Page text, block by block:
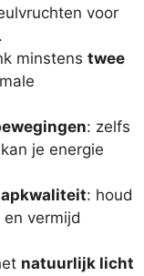
voor
minstens twee
: zelfs
je energie
: houd
vermijd
natuurlijk licht